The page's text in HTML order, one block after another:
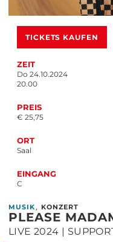
TICKETS KAUFEN
ZEIT
Do 24.10.2024
20.00
PREIS
€ 25,75
ORT
Saal
EINGANG
C
MUSIK , KONZERT
PLEASE
LIVE 2024 |